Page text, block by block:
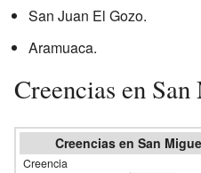
San Juan El Gozo.
Aramuaca.
Creencias en
Creencias en San
Creencia